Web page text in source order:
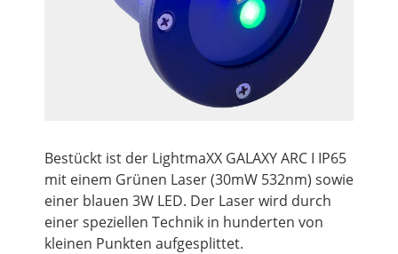
Bestückt ist der LightmaXX GALAXY ARC I IP65
mit einem Grünen Laser (30mW 532nm) sowie
einer blauen 3W LED. Der Laser wird durch
einer speziellen Technik in hunderten von
kleinen Punkten aufgesplittet.